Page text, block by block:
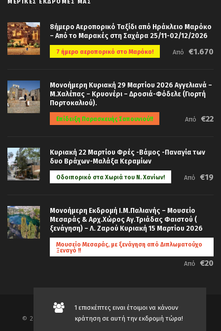
1 επισκέπτες ειναι έτοιμοι να κάνουν
κράτηση σε αυτή την εκδρομή τώρα!
8ήμερο Αεροπορικό Ταξίδι από Ηράκλειο Μαρόκο
– Από το Μαρακές στη Σαχάρα 25/11-02/12/2026
7 ήμερο αεροπορικό στο Μαρόκο! Από €1.670
Μονοήμερη Κυριακή 29 Μαρτίου 2026 Αγγελιανά –
Μ.Χαλέπας – Κρυονέρι – Δροσιά-Φόδελε (Γιορτή
Πορτοκαλιού).
Επίδειξη Παρασκευής Σαπουνιού!! Από €22
Κυριακή 22 Μαρτίου Φρές -Βάμος -Παναγία των
δυο Βράχων-Μαλάξα Κεραμίων
Οδοιπορικό στα Χωριά του Ν. Χανίων! Από €19
Μονοήμερη Εκδρομή Ι.Μ.Παλιανής – Μουσείο
Μεσαράς & Αρχ.Χώρος Αγ.Τριάδας Φαιστού (
ξενάγηση) – Λ. Ζαρού Κυριακή 15 Μαρτίου 2026
Μουσείο Μεσαράς, με ξενάγηση από Διπλωματούχο
Ξεναγό !!
Από €20
© 2019-2026 TRAVEL AGENCY AND TOURISM SERVICES